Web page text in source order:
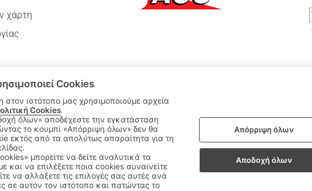
χάρτη
ΑΚΟΛΟΥΘΗΣΤΕ ΜΑΣ: |
Sitemap/Login
Cookies
στον ιστότοπο μας χρησιμοποιούμε αρχεία
Cookies.
το κουμπί «Απόρριψη όλων» δεν θα
εκτός από τα απολύτως απαραίτητα για τη
μπορείτε να δείτε αναλυτικά τα
και να επιλέξετε ποια cookies συναινείτε
να αλλάξετε τις επιλογές σας αυτές ανά
σε αυτόν τον ιστότοπο και πατώντας το
Απόρριψη όλων
Αποδοχή όλων